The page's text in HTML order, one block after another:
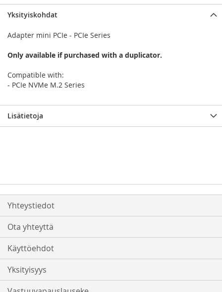
Yksityiskohdat
Adapter mini PCIe - PCIe Series
Only available if purchased with a duplicator.
Compatible with:
- PCIe NVMe M.2 Series
Lisätietoja
Yhteystiedot
Ota yhteyttä
Käyttöehdot
Yksityisyys